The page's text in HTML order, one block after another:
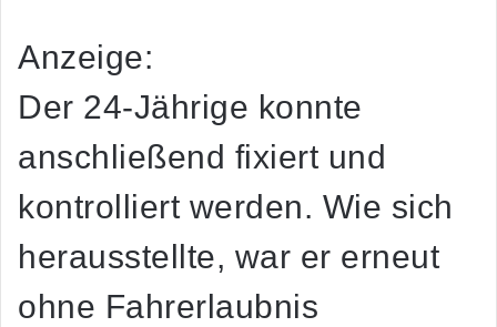
Anzeige:
Der 24-Jährige konnte
anschließend fixiert und
kontrolliert werden. Wie sich
herausstellte, war er erneut
ohne Fahrerlaubnis